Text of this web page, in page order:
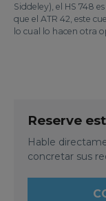
Siddeley), el HS 748
que el ATR 42, este
lo cual lo hacen otra
Reserve
Hable
concretar sus